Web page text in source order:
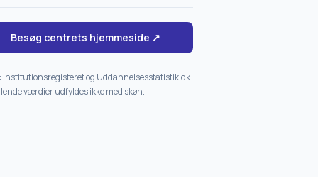
Besøg centrets hjemmeside ↗
Institutionsregisteret og Uddannelsesstatistik.dk.
værdier udfyldes ikke med skøn.